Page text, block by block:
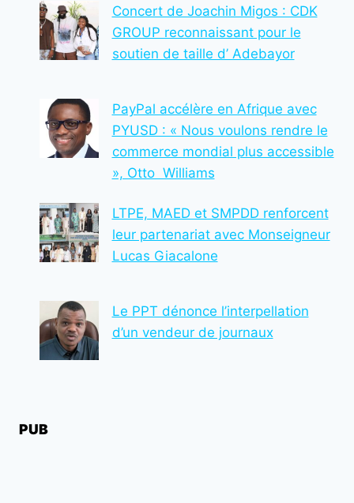
1
À
L’ÉCOUTE
DES
Concert de Joachin Migos : CDK
GROUP reconnaissant pour le
soutien de taille d’ Adebayor
PayPal accélère en Afrique avec
PYUSD : « Nous voulons rendre le
commerce mondial plus accessible
», Otto Williams
LTPE, MAED et SMPDD renforcent
leur partenariat avec Monseigneur
Lucas Giacalone
Le PPT dénonce l’interpellation
d’un vendeur de journaux
PUB